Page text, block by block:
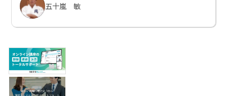
五十嵐 敏